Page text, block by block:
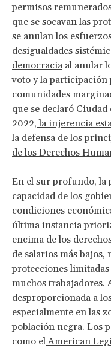
permisos
que se socavan las
se anulan los
desigualdades
democracia al anular
voto y la participación
comunidades
que se declaró
2022, la injerencia
la defensa de los
de los Derechos
En el sur profundo, la
capacidad de los
condiciones
última instancia
encima de los
de salarios más bajos,
protecciones
muchos trabajadores.
desproporcionada a
especialmente en las
población negra. Los
como elAmerican